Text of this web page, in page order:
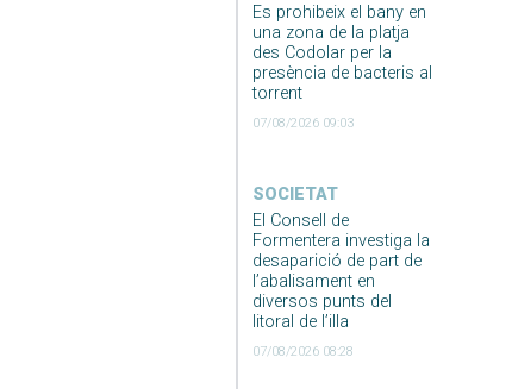
Es prohibeix el bany en
una zona de la platja
des Codolar per la
presència de bacteris al
torrent
07/08/2026 09:03
SOCIETAT
El Consell de
Formentera investiga la
desaparició de part de
l’abalisament en
diversos punts del
litoral de l’illa
07/08/2026 08:28